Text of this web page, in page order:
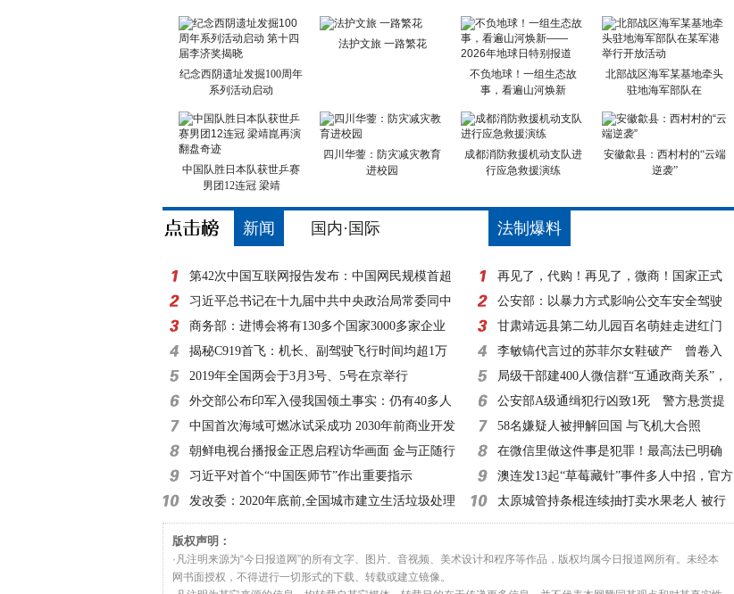
纪念西阴遗址发掘100周年
系列活动启动
法护文旅 一路繁花
不负地球！一组生态故
事，看遍山河焕新
北部战区海军某基地牵头
驻地海军部队在
中国队胜日本队获世乒赛
男团12连冠 梁靖
四川华蓥：防灾减灾教育
进校园
成都消防救援机动支队进
行应急救援演练
安徽歙县：西村村的“云端
逆袭”
新闻 国内·国际
第42次中国互联网报告发布：中国网民规模首超
8亿
习近平总书记在十九届中共中央政治局常委同中
外记者见面时的讲
商务部：进博会将有130多个国家3000多家企业
参展
揭秘C919首飞：机长、副驾驶飞行时间均超1万
小时
2019年全国两会于3月3号、5号在京举行
外交部公布印军入侵我国领土事实：仍有40多人
滞留
中国首次海域可燃冰试采成功 2030年前商业开发
朝鲜电视台播报金正恩启程访华画面 金与正随行
习近平对首个“中国医师节”作出重要指示
发改委：2020年底前,全国城市建立生活垃圾处理
收费制度
法制爆料
再见了，代购！再见了，微商！国家正式
出手，1月1日起实施！
公安部：以暴力方式影响公交车安全驾驶
一律立案侦查
甘肃靖远县第二幼儿园百名萌娃走进红门
零距离体验消防
李敏镐代言过的苏菲尔女鞋破产 曾卷入
超50起诉讼
局级干部建400人微信群“互通政商关系”，
该查！
公安部A级通缉犯行凶致1死 警方悬赏提
高至20万元！
58名嫌疑人被押解回国 与飞机大合照
在微信里做这件事是犯罪！最高法已明确
澳连发13起“草莓藏针”事件多人中招，官方
建议：切碎再吃
太原城管持条棍连续抽打卖水果老人 被行
拘10日
版权声明：
·凡注明来源为“今日报道网”的所有文字、图片、音视频、美术设计和程序等作品，版权均属今日报道网所有。未经本
网书面授权，不得进行一切形式的下载、转载或建立镜像。